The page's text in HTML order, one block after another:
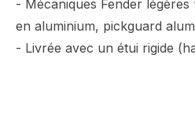
- Mécaniques Fender légères
en aluminium, pickguard
- Livrée avec un étui rigide